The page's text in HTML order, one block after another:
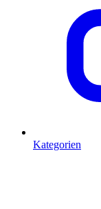
Kategorien